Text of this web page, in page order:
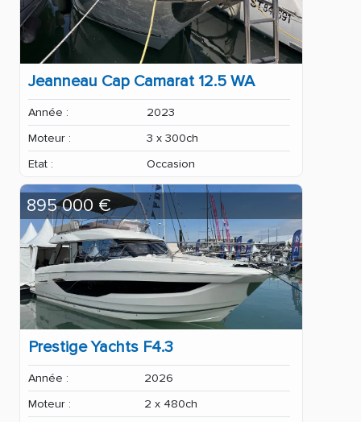
Jeanneau Cap Camarat 12.5 WA
Année :
2023
Moteur :
3 x 300ch
Etat :
Occasion
Prestige Yachts F4.3
Année :
2026
Moteur :
2 x 480ch
895 000 €